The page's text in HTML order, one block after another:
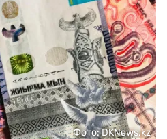
Фото: DKNews.kz